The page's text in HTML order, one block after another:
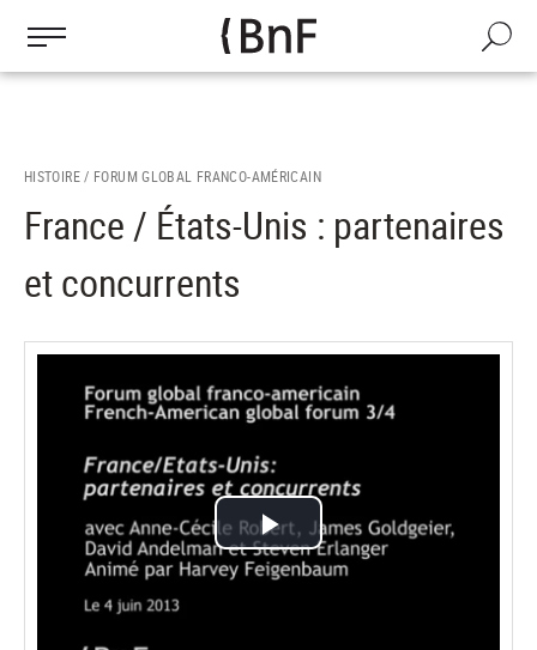
contenu
Recherche
HISTOIRE / FORUM GLOBAL FRANCO-AMÉRICAIN
France / États-Unis : partenaires
et concurrents
Lire